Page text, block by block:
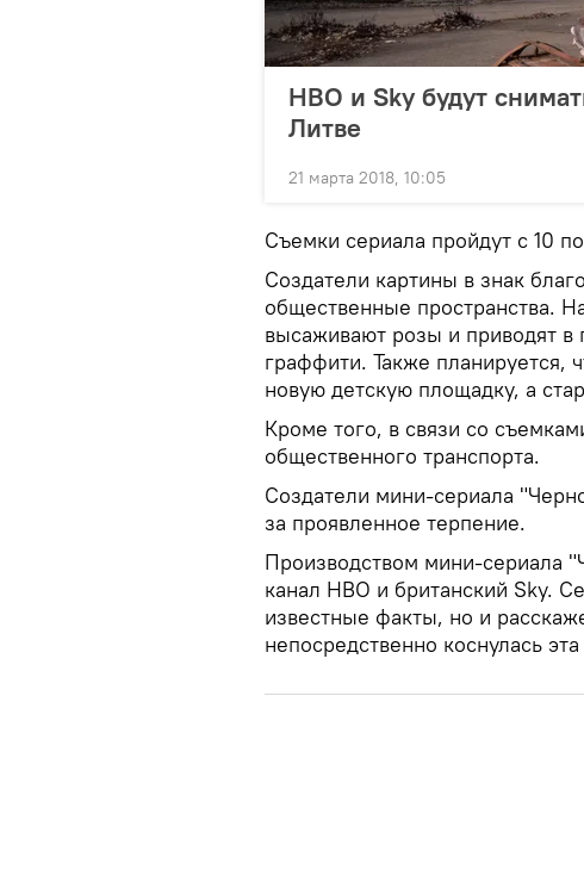
HBO и Sky будут
Литве
21 марта 2018, 10:05
Съемки сериала пройдут с 10
Создатели картины в знак
общественные пространства.
высаживают розы и приводят
граффити. Также планируется,
новую детскую площадку, а
Кроме того, в связи со
общественного транспорта.
Создатели мини-сериала
за проявленное терпение.
Производством мини-сериала
канал HBO и британский Sky.
известные факты, но и
непосредственно коснулась